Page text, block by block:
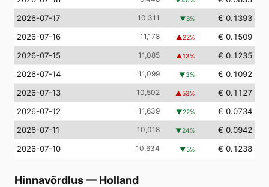
2026-07-17
10,311 ▼8%
€ 0.1393
2026-07-16
11,178 ▲22%
€ 0.1509
2026-07-15
11,085 ▲13%
€ 0.1235
2026-07-14
11,099 ▼3%
€ 0.1092
2026-07-13
10,502 ▲53%
€ 0.1127
2026-07-12
11,639 ▼22%
€ 0.0734
2026-07-11
10,018 ▼24%
€ 0.0942
2026-07-10
10,634 ▼5% € 0.1238
Hinnavõrdlus— Holland